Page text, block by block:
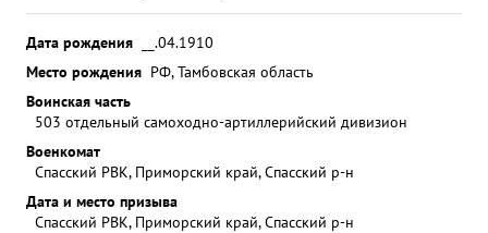
Дата рождения
__.04.1910
Место рождения РФ, Тамбовская область
Воинская часть
503 отдельный самоходно-артиллерийский дивизион
Военкомат
Спасский РВК, Приморский край, Спасский р-н
Дата и место призыва
Спасский РВК, Приморский край, Спасский р-н